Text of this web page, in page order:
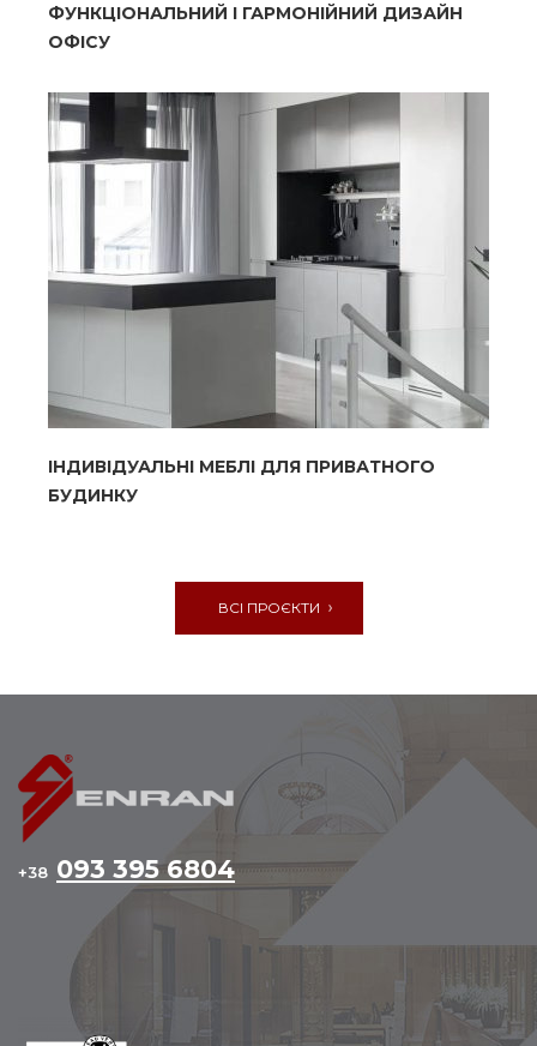
ФУНКЦІОНАЛЬНИЙ І ГАРМОНІЙНИЙ ДИЗАЙН
ОФІСУ
ІНДИВІДУАЛЬНІ МЕБЛІ ДЛЯ ПРИВАТНОГО
БУДИНКУ
ВСІ ПРОЄКТИ
+38 093 395 6804